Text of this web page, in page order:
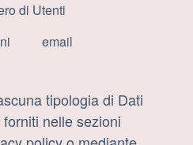
di Utenti
email
tipologia di Dati
nelle sezioni